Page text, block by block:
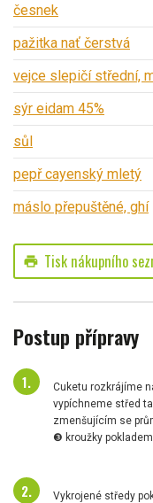
česnek
pažitka nať čerstvá
vejce slepičí střední,
sýr eidam 45%
sůl
pepř cayenský mletý
máslo přepuštěné, ghí
print Tisk nákupního
Postup přípravy
Cuketu rozkrájíme
vypíchneme střed
zmenšujícím se
❸ kroužky
Vykrojené středy